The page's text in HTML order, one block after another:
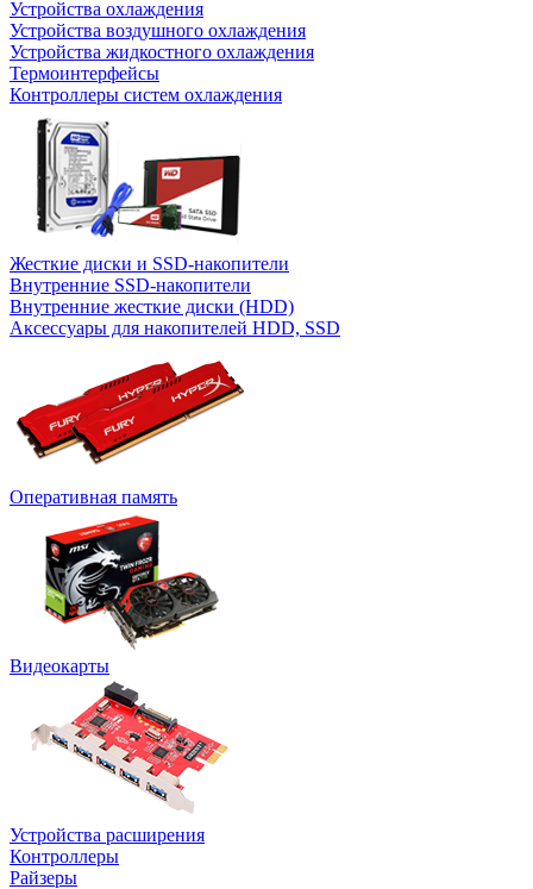
Устройства охлаждения
Устройства воздушного охлаждения
Устройства жидкостного охлаждения
Термоинтерфейсы
Контроллеры систем охлаждения
Жесткие диски и SSD-накопители
Внутренние SSD-накопители
Внутренние жесткие диски (HDD)
Аксессуары для накопителей HDD, SSD
Оперативная память
Видеокарты
Устройства расширения
Контроллеры
Райзеры